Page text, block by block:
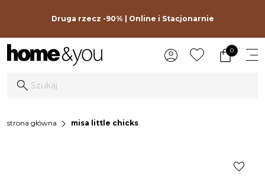
Druga rzecz -90% | Online i Stacjonarnie
0
strona główna chevron_right misa little chicks
favorite